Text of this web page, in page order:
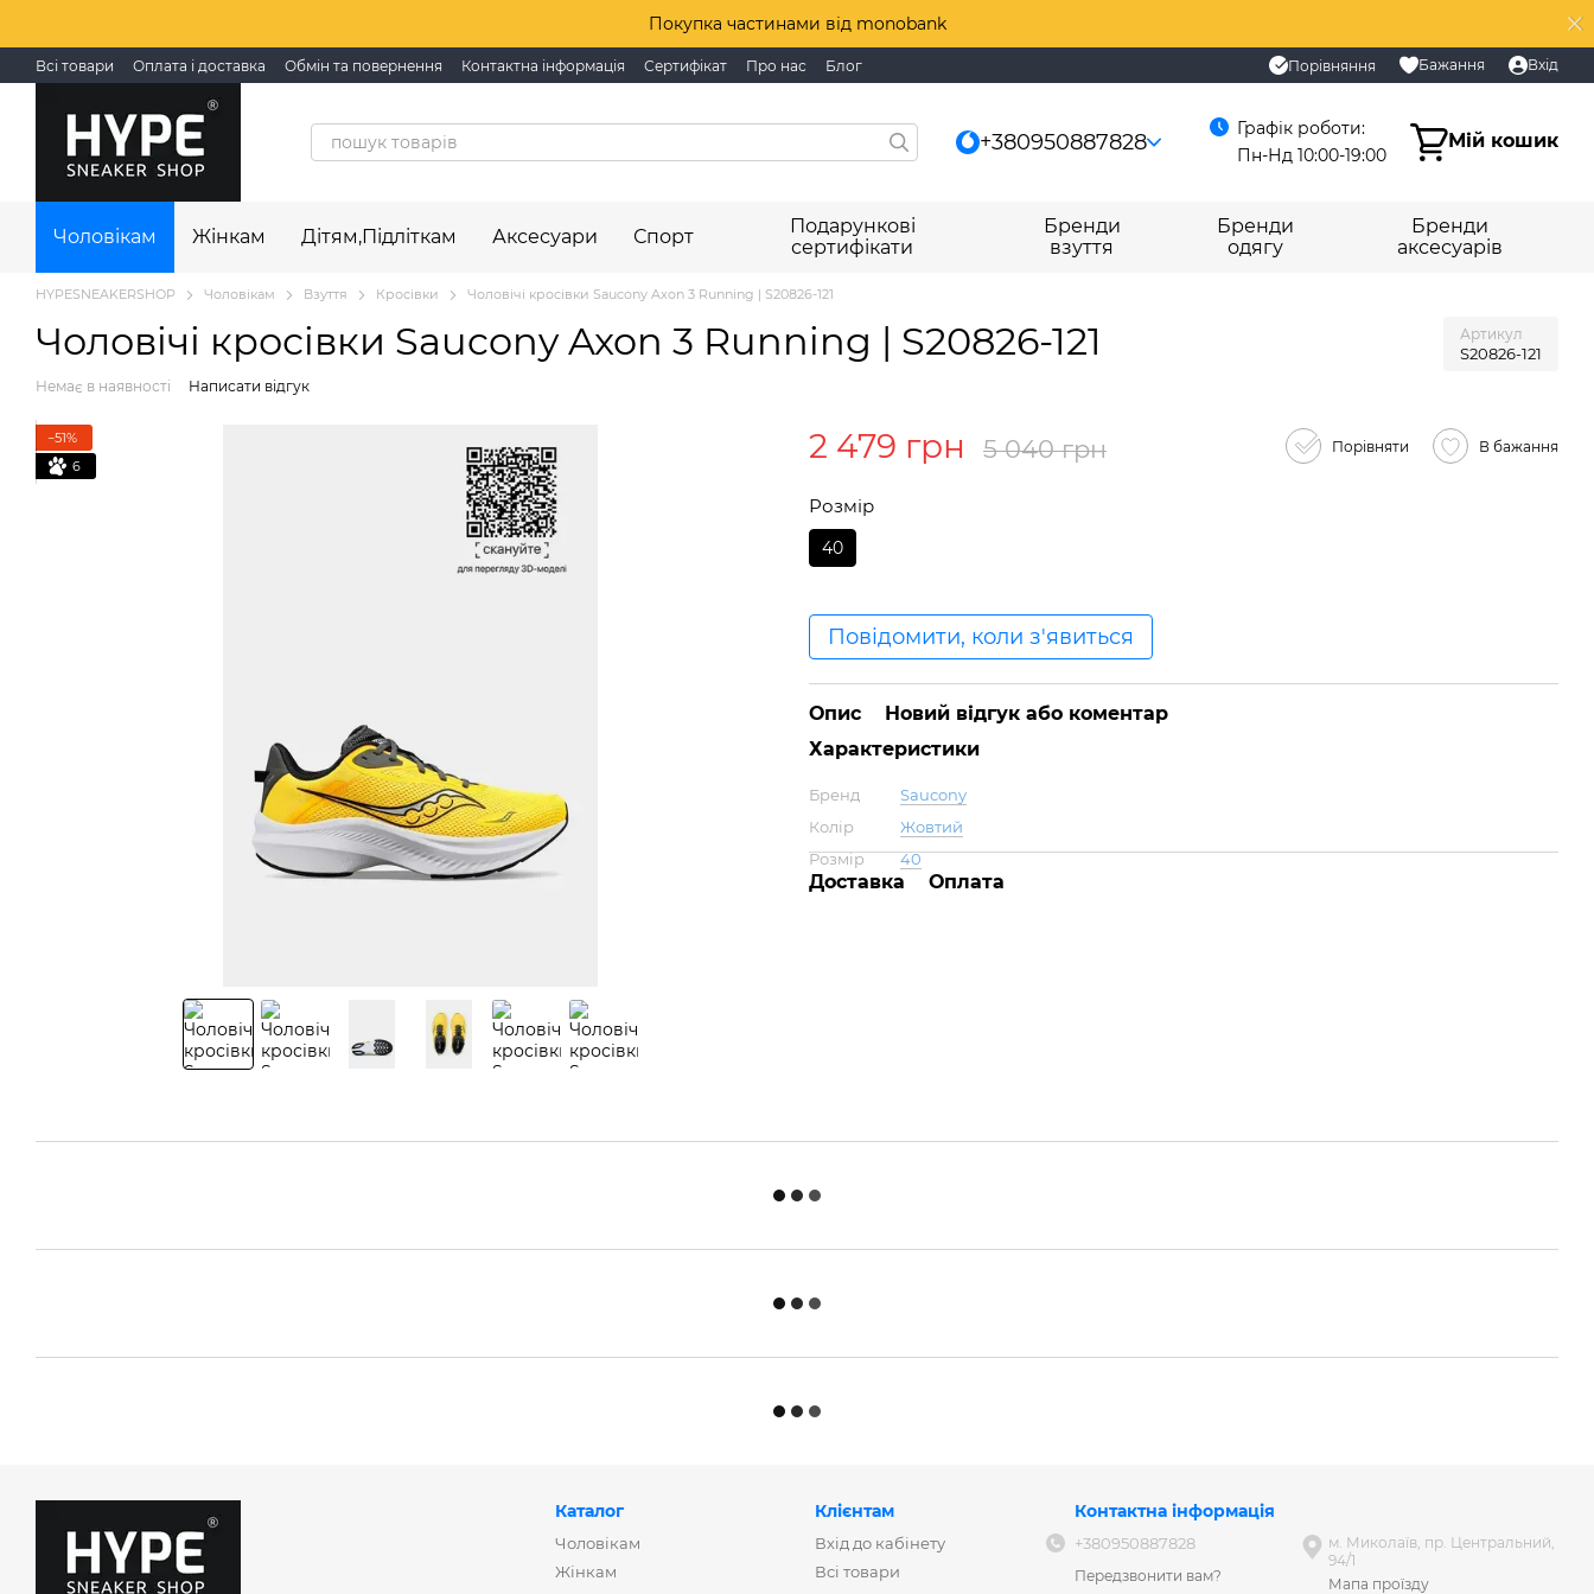
Покупка частинами від monobank
Всі товари Оплата і доставка Обмін та повернення Контактна інформація Сертифікат Про нас Блог Порівняння Бажання Вхід
+380950887828
Графік роботи:
Пн-Нд 10:00-19:00
Мій кошик
Чоловікам Жінкам Дітям,Підліткам Аксесуари Спорт
Подарункові
сертифікати
Бренди
взуття
Бренди
одягу
Бренди
аксесуарів
HYPESNEAKERSHOP Чоловікам Взуття Кросівки Чоловічі кросівки Saucony Axon 3 Running | S20826-121
Чоловічі кросівки Saucony Axon 3 Running | S20826-121 Артикул
S20826-121
Немає в наявності Написати відгук
−51%
6
2 479 грн 5 040 грн Порівняти В бажання
Розмір
40
Повідомити, коли з'явиться
Опис
Новий відгук або коментар
Характеристики
Бренд
Saucony
Колір
Жовтий
Розмір
40
Доставка Оплата
Каталог
Чоловікам
Жінкам
Клієнтам
Вхід до кабінету
Всі товари
Контактна інформація
+380950887828
Передзвонити вам?
м. Миколаїв, пр. Центральний,
94/1
Мапа проїзду